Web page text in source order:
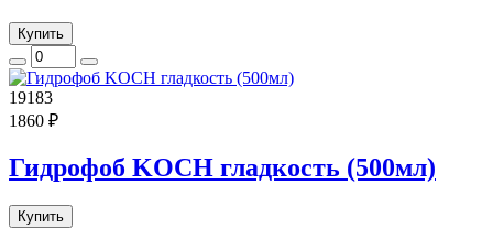
Купить
19183
1860 ₽
Гидрофоб KOCH гладкость (500мл)
Купить